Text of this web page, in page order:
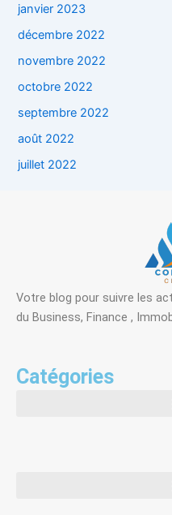
janvier 2023
décembre 2022
novembre 2022
octobre 2022
septembre 2022
août 2022
juillet 2022
Votre blog pour suivre les
du Business, Finance ,
Catégories